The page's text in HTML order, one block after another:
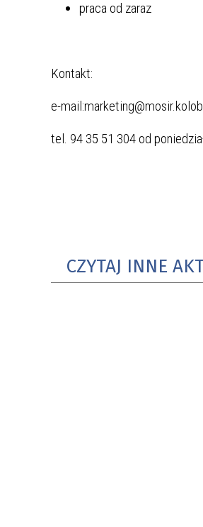
27 Bieg Regionalny w
Rowerowa przejażdżka z
do Podczela w ramach
Małych Projektów Interreg
praca od zaraz
Kontakt:
e-
tel. 94 35 51 304 od
CZYTAJ INNE